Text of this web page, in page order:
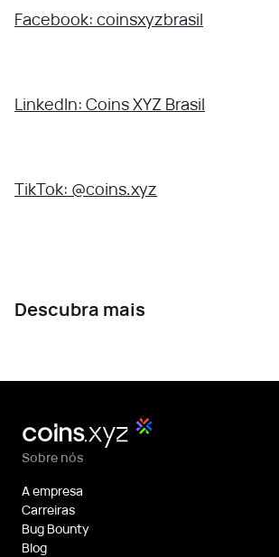
Facebook: coinsxyzbrasil
LinkedIn: Coins XYZ Brasil
TikTok: @coins.xyz
Descubra mais
Sobre nós
A empresa
Carreiras
Bug Bounty
Blog